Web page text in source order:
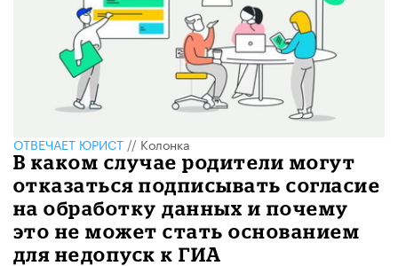
ОТВЕЧАЕТ ЮРИСТ // Колонка
В каком случае родители могут
отказаться подписывать согласие
на обработку данных и почему
это не может стать основанием
для недопуск к ГИА